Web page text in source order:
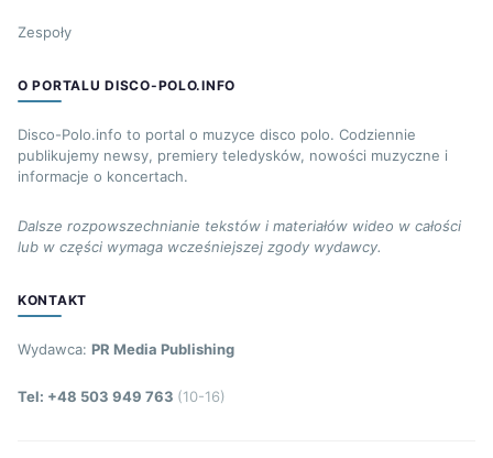
Zespoły
O PORTALU DISCO-POLO.INFO
Disco-Polo.info to portal o muzyce disco polo. Codziennie
publikujemy newsy, premiery teledysków, nowości muzyczne i
informacje o koncertach.
Dalsze rozpowszechnianie tekstów i materiałów wideo w całości
lub w części wymaga wcześniejszej zgody wydawcy.
KONTAKT
Wydawca: PR Media Publishing
Tel: +48 503 949 763 (10-16)